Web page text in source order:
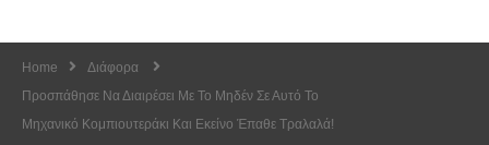
Home
Διάφορα
Προσπάθησε Να Διαιρέσει Με Το Μηδέν Σε Αυτό Το
Μηχανικό Κομπιουτεράκι Και Εκείνο Έπαθε Τραλαλά!